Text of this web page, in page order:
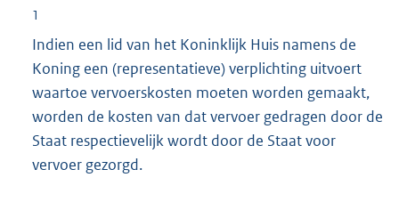
1
Indien een lid van het Koninklijk Huis namens de
Koning een (representatieve) verplichting uitvoert
waartoe vervoerskosten moeten worden gemaakt,
worden de kosten van dat vervoer gedragen door de
Staat respectievelijk wordt door de Staat voor
vervoer gezorgd.